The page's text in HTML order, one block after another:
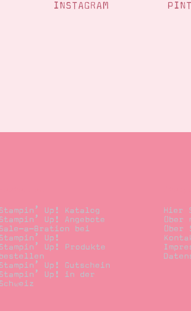
INSTAGRAM
Stampin’ Up! Katalog
Stampin’ Up! Angebote
Sale-a-Bration bei
Stampin’ Up!
Stampin’ Up! Produkte
bestellen
Stampin’ Up! Gutschein
Stampin’ Up! in der
Schweiz
Hier
Über
Über